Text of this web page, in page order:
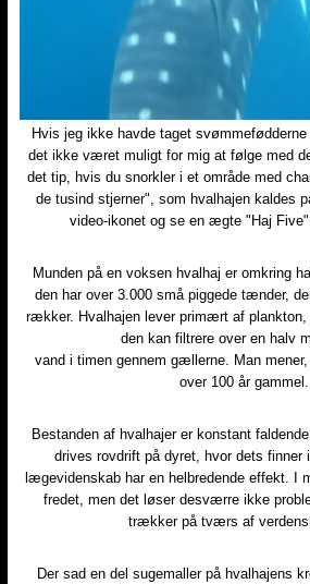
Hvis jeg ikke havde taget
det ikke været muligt for mig at følge med
det tip, hvis du snorkler i et område med
de tusind stjerner", som hvalhajen kaldes
video-ikonet og se en ægte "Haj
Munden på en voksen hvalhaj er omkring
den har over 3.000 små piggede tænder,
rækker. Hvalhajen lever primært af plankton,
den kan filtrere over en halv
vand i timen gennem gællerne. Man
over 100 år gammel.​
Bestanden af hvalhajer er konstant
drives rovdrift på dyret, hvor dets finner
lægevidenskab har en helbredende effekt. I
fredet, men det løser desværre ikke
trækker på tværs af
Der sad en del sugemaller på hvalhajens